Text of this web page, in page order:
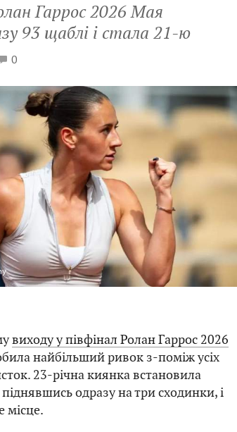
Гаррос 2026 Мая
93 щаблі і стала 21-ю
0
виходу у півфінал Ролан Гаррос 2026
найбільший ривок з-поміж усіх
23-річна киянка встановила
одразу на три сходинки, і
місце.